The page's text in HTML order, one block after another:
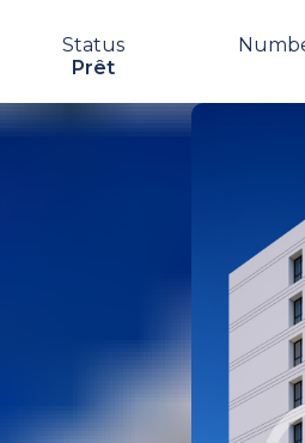
Status
Prêt